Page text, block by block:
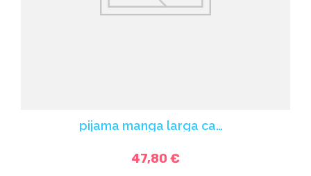
pijama manga larga camiseta estampada
47,80 €